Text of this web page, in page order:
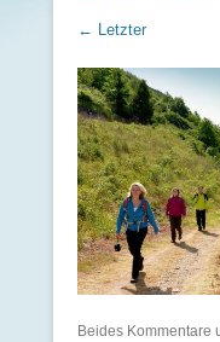
← Letzter
Beides Kommentare